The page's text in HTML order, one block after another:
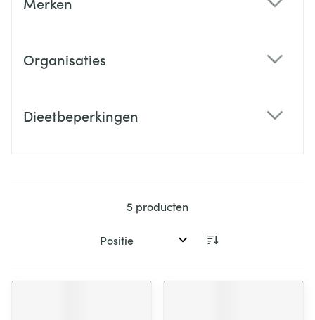
Organisaties
Dieetbeperkingen
5 producten
Sorteer op: